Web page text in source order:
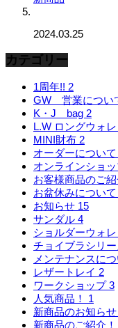
2024.03.25
カテゴリー
1周年!! 2
GW 営業につい
K・J bag 2
L.W ロングウォレ
MINI財布 2
オーダーについて
オンラインショ
お客様商品のご紹
お盆休みについて
お知らせ 15
サンダル 4
ショルダーウォレ
チョイブラシリ
メンテナンスに
レザートレイ 2
ワークショップ3
人気商品！ 1
新商品のお知らせ
新商品のご紹介！